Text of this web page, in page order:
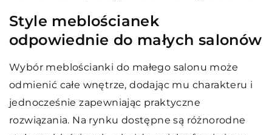
Style meblościanek
odpowiednie do małych salonów
Wybór meblościanki do małego salonu może
odmienić całe wnętrze, dodając mu charakteru i
jednocześnie zapewniając praktyczne
rozwiązania. Na rynku dostępne są różnorodne